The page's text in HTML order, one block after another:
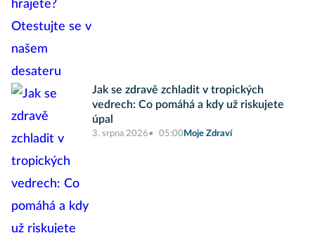
Jak se zdravě zchladit v tropických
vedrech: Co pomáhá a kdy už riskujete
úpal
3. srpna 2026 05:00 Moje Zdraví